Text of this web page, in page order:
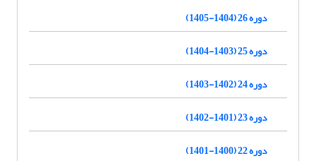
دوره 26 (1404-1405)
دوره 25 (1403-1404)
دوره 24 (1402-1403)
دوره 23 (1401-1402)
دوره 22 (1400-1401)